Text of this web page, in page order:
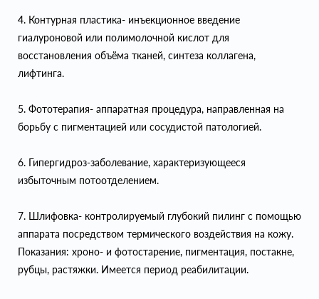
4. Контурная пластика- инъекционное введение
гиалуроновой или полимолочной кислот для
восстановления объёма тканей, синтеза коллагена,
лифтинга.
5. Фототерапия- аппаратная процедура, направленная на
борьбу с пигментацией или сосудистой патологией.
6. Гипергидроз-заболевание, характеризующееся
избыточным потоотделением.
7. Шлифовка- контролируемый глубокий пилинг с помощью
аппарата посредством термического воздействия на кожу.
Показания: хроно- и фотостарение, пигментация, постакне,
рубцы, растяжки. Имеется период реабилитации.